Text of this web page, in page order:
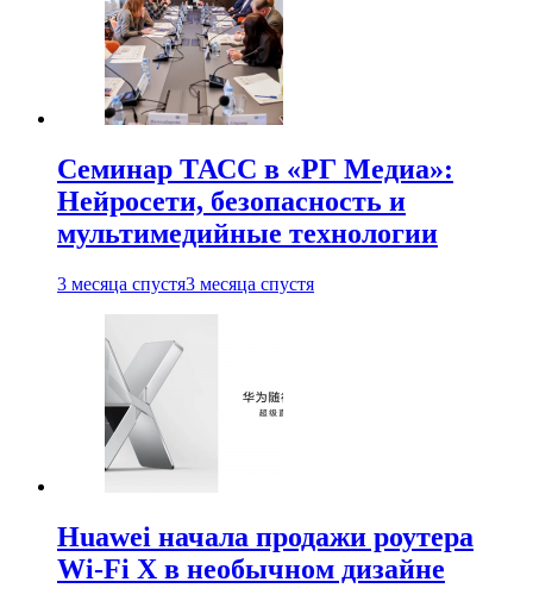
Семинар ТАСС в «РГ Медиа»:
Нейросети, безопасность и
мультимедийные технологии
3 месяца спустя3 месяца спустя
Huawei начала продажи роутера
Wi-Fi X в необычном дизайне